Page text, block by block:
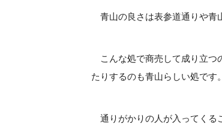
青山の良さは表参道通りや青
こんな処で商売して成り立つ
たりするのも青山らしい処です。
通りがかりの人が入ってくる